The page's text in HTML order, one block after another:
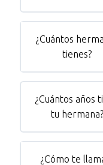
¿Cuántos
tienes?
¿Cuántos años
tu hermana?
¿Cómo te